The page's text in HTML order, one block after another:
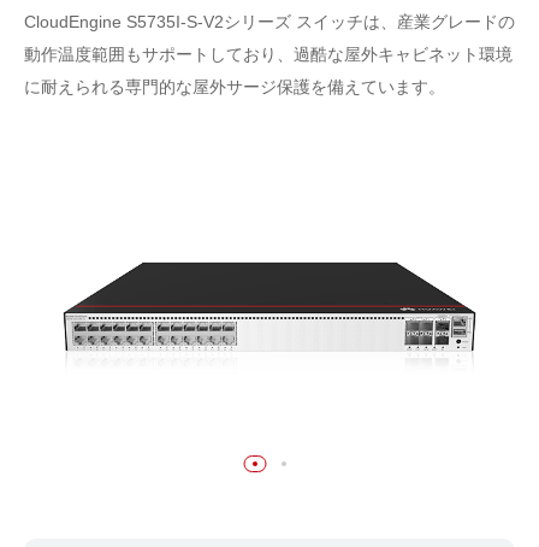
CloudEngine S5735I-S-V2シリーズ スイッチは、産業グレードの
動作温度範囲もサポートしており、過酷な屋外キャビネット環境
に耐えられる専門的な屋外サージ保護を備えています。